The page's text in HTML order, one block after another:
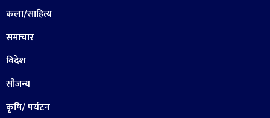
कला/साहित्य
समाचार
विदेश
सौजन्य
कृषि/ पर्यटन